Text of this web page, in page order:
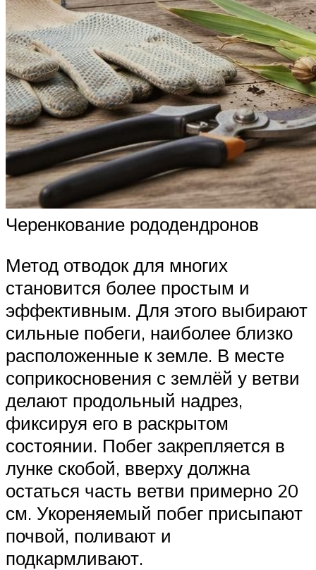
Черенкование рододендронов
Метод отводок для многих
становится более простым и
эффективным. Для этого выбирают
сильные побеги, наиболее близко
расположенные к земле. В месте
соприкосновения с землёй у ветви
делают продольный надрез,
фиксируя его в раскрытом
состоянии. Побег закрепляется в
лунке скобой, вверху должна
остаться часть ветви примерно 20
см. Укореняемый побег присыпают
почвой, поливают и
подкармливают.